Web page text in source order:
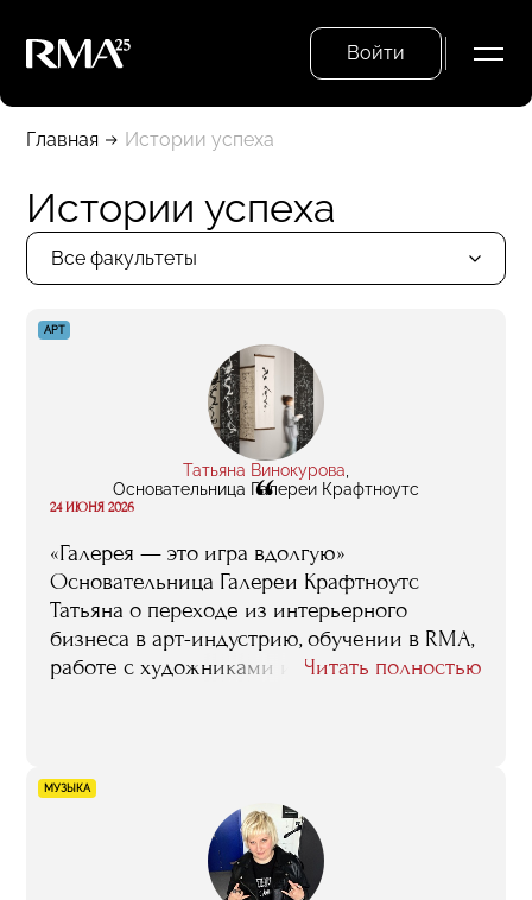
Войти
Главная Истории успеха
Истории успеха
Все факультеты
АРТ
Татьяна Винокурова
Основательница Галереи Крафтноутс
“
24 ИЮНЯ 2026
«Галерея — это игра вдолгую»
Основательница Галереи Крафтноутс
Татьяна о переходе из интерьерного
бизнеса в арт-индустрию, обучении в RMA,
работе с художниками и решении открыть
проектов до операционного директора.
Обучение на программе «Арт-менеджмент
и галерейный бизнес» в RMA помогло ей
увидеть внутреннее устройство агалерею
Читать полностью
МУЗЫКА